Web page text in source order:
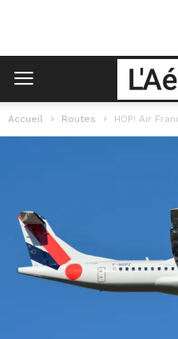
Accueil Routes HOP! Air